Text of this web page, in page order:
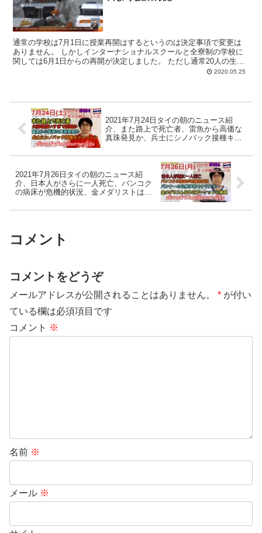
通常の学校は7月1日に授業再開はするというのは決定事項で変更は
ありません。 しかしインターナショナルスクールと全寮制の学校に
関しては6月1日からの再開が決定しました。 ただし通常20人の生徒
2020.05.25
2021年7月24日タイの朝のニュース紹
介、また路上で死亡者、雷魚から高価な
真珠発見か、兵士にシノバック接種キャ
など
2021年7月26日タイの朝のニュース紹
介、日本人がさらに一人死亡、バンコク
の病床が危機的状況、金メダリストは今
校でクラスター感染、など
コメント
コメントをどうぞ
メールアドレスが公開されることはありません。 * が付い
ている欄は必須項目です
コメント ※
名前 ※
メール ※